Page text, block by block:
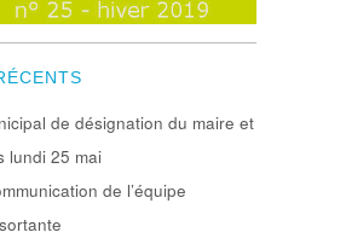
de désignation du maire et
lundi 25 mai
de l’équipe